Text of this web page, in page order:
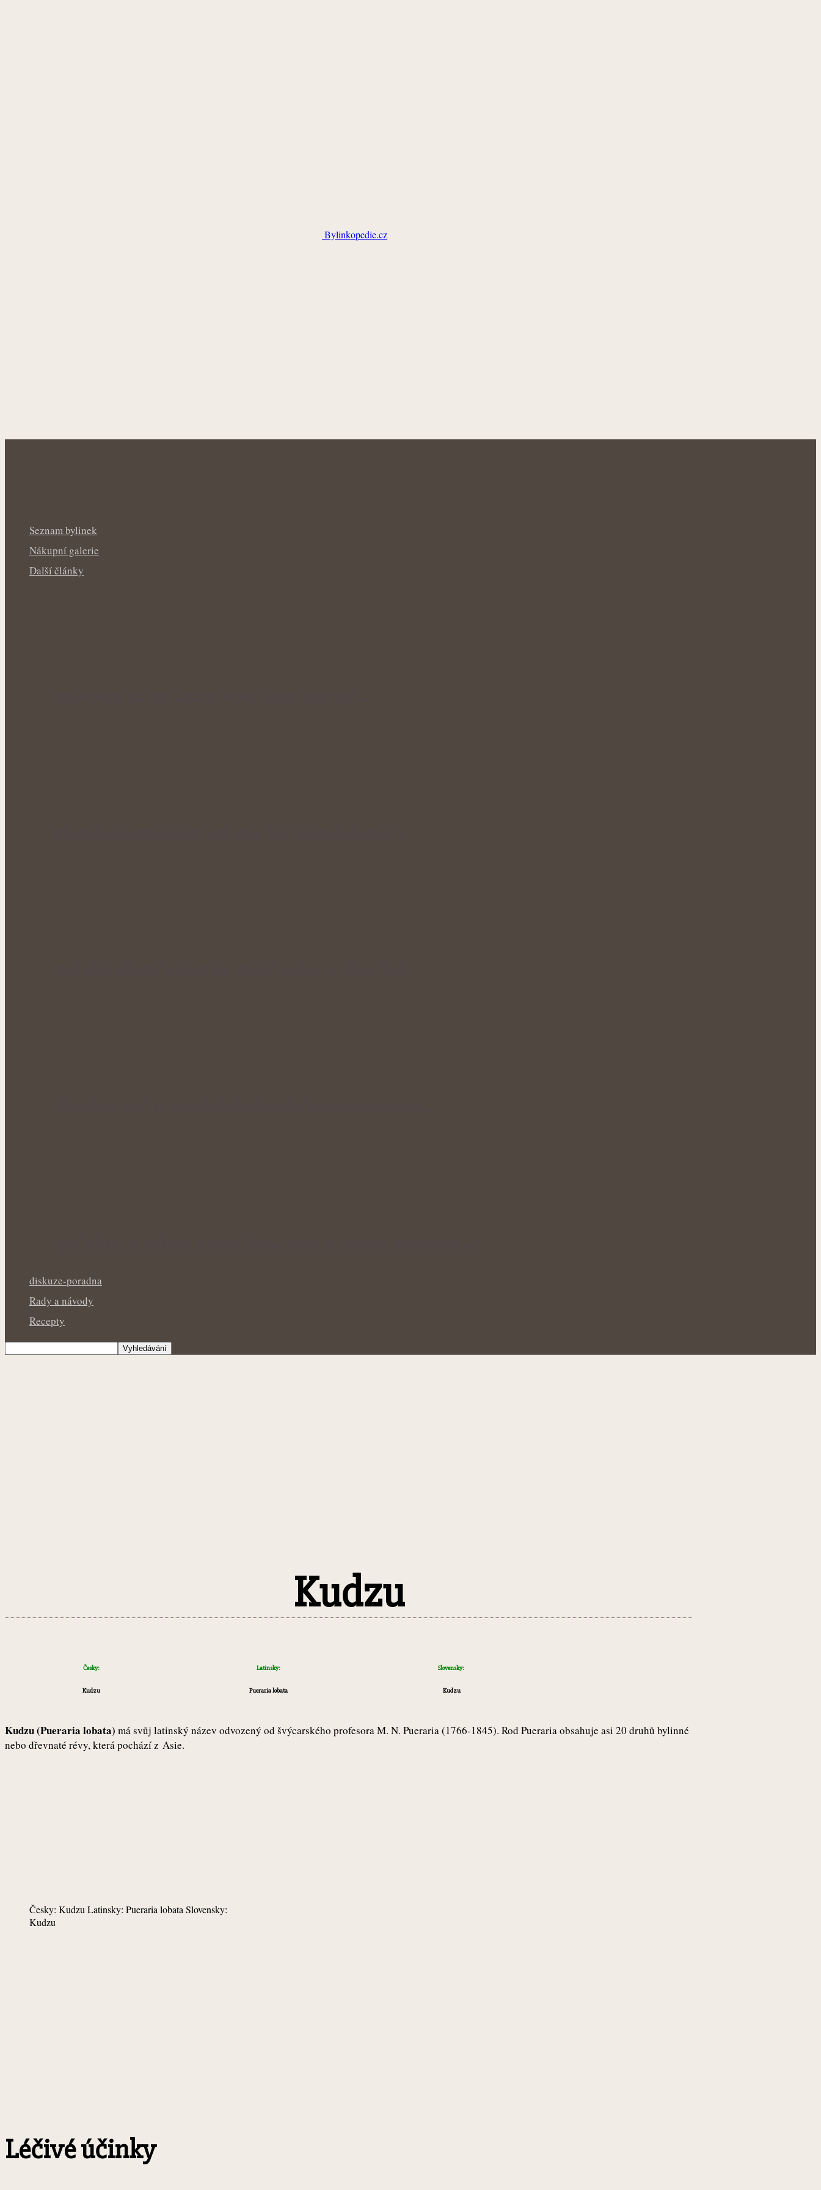
Bylinkopedie.cz
Seznam bylinek
Nákupní galerie
Další články
diskuze-poradna
Rady a návody
Recepty
Kudzu
Česky:
Kudzu
Latinsky:
Pueraria lobata
Slovensky:
Kudzu
Kudzu (Pueraria lobata) má svůj latinský název odvozený od švýcarského profesora M. N. Pueraria (1766-1845). Rod Pueraria obsahuje asi 20 druhů bylinné
nebo dřevnaté révy, která pochází z Asie.
Česky: Kudzu Latinsky: Pueraria lobata Slovensky:
Kudzu
Léčivé účinky